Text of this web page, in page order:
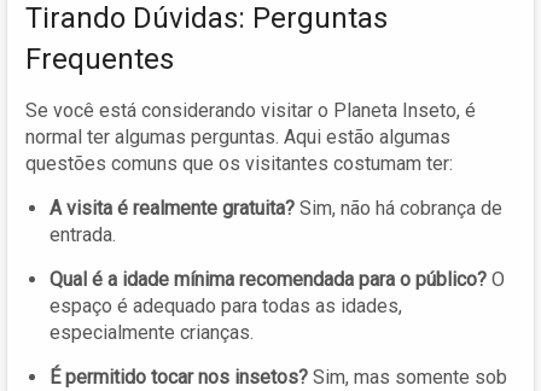
Tirando Dúvidas: Perguntas
Frequentes
Se você está considerando visitar o Planeta Inseto, é
normal ter algumas perguntas. Aqui estão algumas
questões comuns que os visitantes costumam ter:
A visita é realmente gratuita? Sim, não há cobrança de
entrada.
Qual é a idade mínima recomendada para o público? O
espaço é adequado para todas as idades,
especialmente crianças.
É permitido tocar nos insetos? Sim, mas somente sob